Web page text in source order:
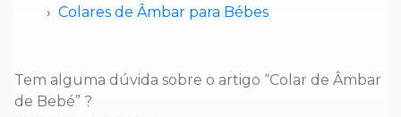
Colares de Âmbar para Bébes
Tem alguma dúvida sobre o artigo “Colar de Âmbar
de Bebé” ?